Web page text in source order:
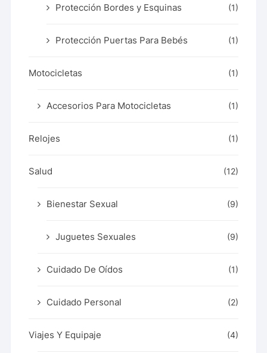
Protección Bordes y Esquinas (1)
Protección Puertas Para Bebés (1)
Motocicletas (1)
Accesorios Para Motocicletas (1)
Relojes (1)
Salud (12)
Bienestar Sexual (9)
Juguetes Sexuales (9)
Cuidado De Oídos (1)
Cuidado Personal (2)
Viajes Y Equipaje (4)